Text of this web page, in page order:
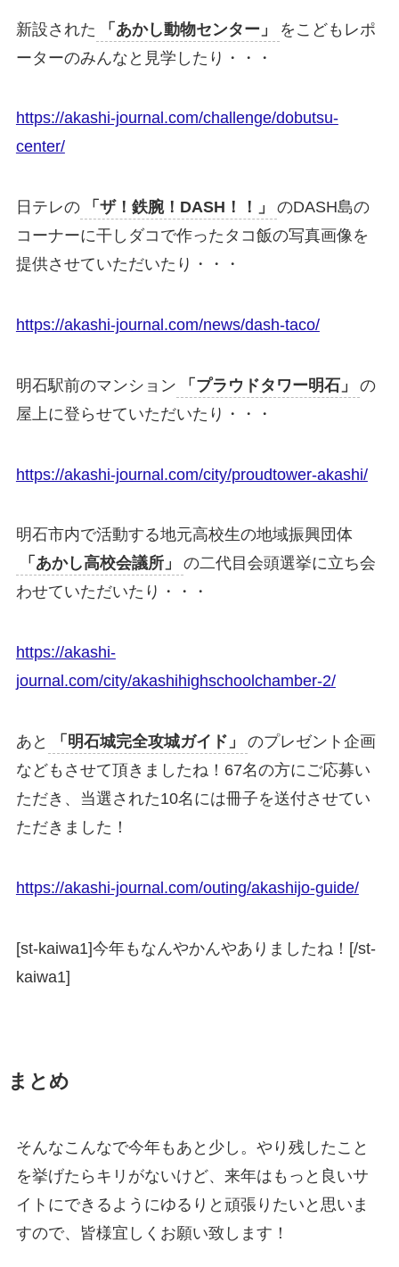
新設された 「あかし動物センター」
をこどもレポ
ーターのみんなと見学したり・・・
https://akashi-journal.com/challenge/dobutsu-
center/
日テレの 「ザ！鉄腕！DASH！！」
のDASH島の
コーナーに干しダコで作ったタコ飯の写真画像を
提供させていただいたり・・・
https://akashi-journal.com/news/dash-taco/
明石駅前のマンション 「プラウドタワー明石」
の
屋上に登らせていただいたり・・・
https://akashi-journal.com/city/proudtower-akashi/
明石市内で活動する地元高校生の地域振興団体
「あかし高校会議所」
の二代目会頭選挙に立ち会
わせていただいたり・・・
https://akashi-
journal.com/city/akashihighschoolchamber-2/
あと 「明石城完全攻城ガイド」
のプレゼント企画
などもさせて頂きましたね！67名の方にご応募い
ただき、当選された10名には冊子を送付させてい
ただきました！
https://akashi-journal.com/outing/akashijo-guide/
[st-kaiwa1]今年もなんやかんやありましたね！[/st-
kaiwa1]
まとめ
そんなこんなで今年もあと少し。やり残したこと
を挙げたらキリがないけど、来年はもっと良いサ
イトにできるようにゆるりと頑張りたいと思いま
すので、皆様宜しくお願い致します！